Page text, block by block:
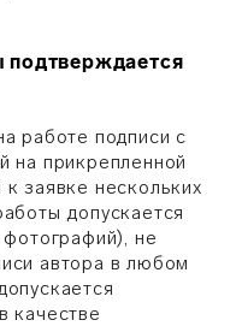
подтверждается
работе подписи с
на прикрепленной
заявке нескольких
допускается
не
автора в любом
качестве